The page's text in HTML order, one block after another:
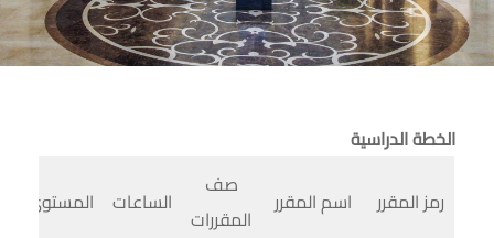
الخطة الدراسية
رمز المقرر
اسم المقرر
صف
المقررات
الساعات المستوى